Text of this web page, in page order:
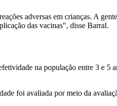
adversas em crianças. A
das vacinas", disse Barral.
na população entre 3 e 5
foi avaliada por meio da